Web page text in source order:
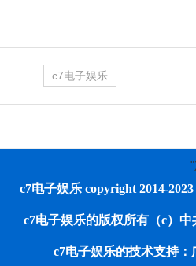
c7电子娱乐
c7电子娱乐 copyright 2014-
c7电子娱乐的版权所有（c）
c7电子娱乐的技术支持：